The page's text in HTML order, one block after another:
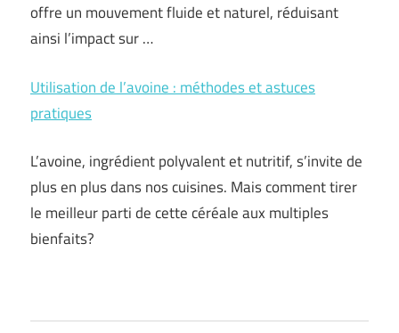
offre un mouvement fluide et naturel, réduisant
ainsi l’impact sur …
Utilisation de l’avoine : méthodes et astuces
pratiques
L’avoine, ingrédient polyvalent et nutritif, s’invite de
plus en plus dans nos cuisines. Mais comment tirer
le meilleur parti de cette céréale aux multiples
bienfaits?